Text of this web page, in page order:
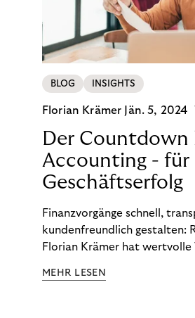
BLOG INSIGHTS
Florian Krämer Jän. 5, 2024
Der Countdown
Accounting - für
Geschäftserfolg
Finanzvorgänge schnell,
kundenfreundlich gestalten:
Florian Krämer hat wertvolle
möchten.
MEHR LESEN